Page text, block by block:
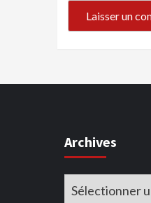
Archives
Archives